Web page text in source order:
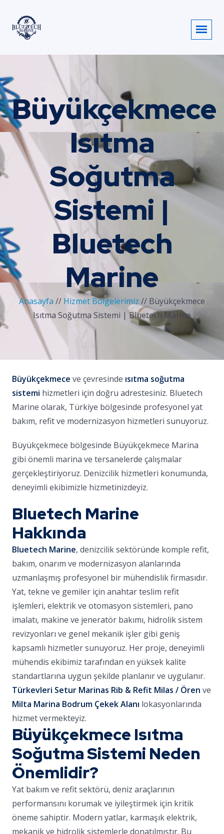
Büyükçekmece
Isıtma
Soğutma
Sistemi |
Bluetech
Marine
Anasayfa // Hizmet Bölgelerimiz // Büyükçekmece
Isıtma Soğutma Sistemi | Bluetech Marine
Büyükçekmece ve çevresinde ısıtma soğutma
sistemi hizmetleri için doğru adrestesiniz. Bluetech
Marine olarak, Türkiye bölgesinde profesyonel yat
bakım, refit ve modernizasyon hizmetleri sunuyoruz.
Büyükçekmece bölgesinde Büyükçekmece Marina
gibi önemli marina ve tersanelerde çalışmalar
gerçekleştiriyoruz. Denizcilik hizmetleri konumunda,
deneyimli ekibimizle hizmetinizdeyiz.
Bluetech Marine
Hakkında
Bluetech Marine, denizcilik sektöründe komple refit,
bakım, onarım ve modernizasyon alanlarında
uzmanlaşmış profesyonel bir mühendislik firmasıdır.
Yat, tekne ve gemiler için anahtar teslim refit
işlemleri, elektrik ve otomasyon sistemleri, pano
imalatı, makine ve jeneratör bakımı, hidrolik sistem
revizyonları ve genel mekanik işler gibi geniş
kapsamlı hizmetler sunuyoruz. Her proje, deneyimli
mühendis ekibimiz tarafından en yüksek kalite
standartlarına uygun şekilde planlanır ve uygulanır.
Türkevleri Setur Marinas Rib & Refit Milas / Ören ve
Milta Marina Bodrum Çekek Alanı lokasyonlarında
hizmet vermekteyiz.
Büyükçekmece Isıtma
Soğutma Sistemi Neden
Önemlidir?
Yat bakım ve refit sektörü, deniz araçlarının
performansını korumak ve iyileştirmek için kritik
öneme sahiptir. Modern yatlar, karmaşık elektrik,
mekanik ve hidrolik sistemlerle donatılmıştır. Bu